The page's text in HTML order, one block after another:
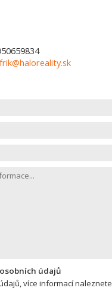
údajů
více informací naleznete